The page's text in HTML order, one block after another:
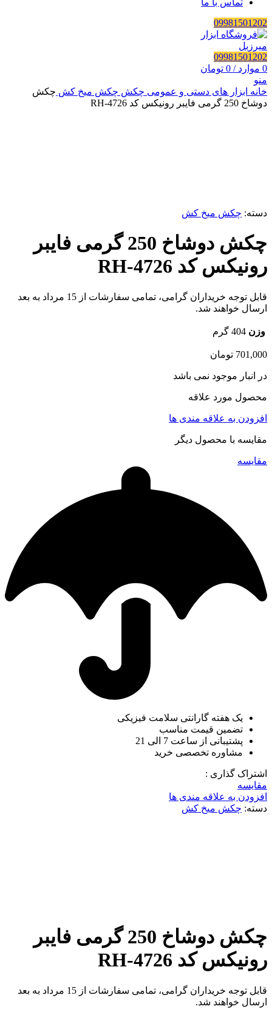
09981501202
09981501202
0 موارد /
0 تومان
منو
خانه ابزار های دستی و عمومی چکش چکش میخ کش چکش
دوشاخ 250 گرمی فایبر رونیکس کد RH-4726
دسته: چکش میخ کش
چکش دوشاخ 250 گرمی فایبر
رونیکس کد RH-4726
قابل توجه خریداران گرامی، تمامی سفارشات از 15 مرداد به بعد
ارسال خواهند شد.
وزن 404 گرم
701,000 تومان
در انبار موجود نمی باشد
محصول مورد علاقه
افزودن به علاقه مندی ها
مقایسه با محصول دیگر
مقایسه
یک هفته گارانتی سلامت فیزیکی
تضمین قیمت مناسب
پشتیبانی از ساعت 7 الی 21
مشاوره تخصصی خرید
اشتراک گذاری :
مقایسه
افزودن به علاقه مندی ها
دسته: چکش میخ کش
چکش دوشاخ 250 گرمی فایبر
رونیکس کد RH-4726
قابل توجه خریداران گرامی، تمامی سفارشات از 15 مرداد به بعد
ارسال خواهند شد.